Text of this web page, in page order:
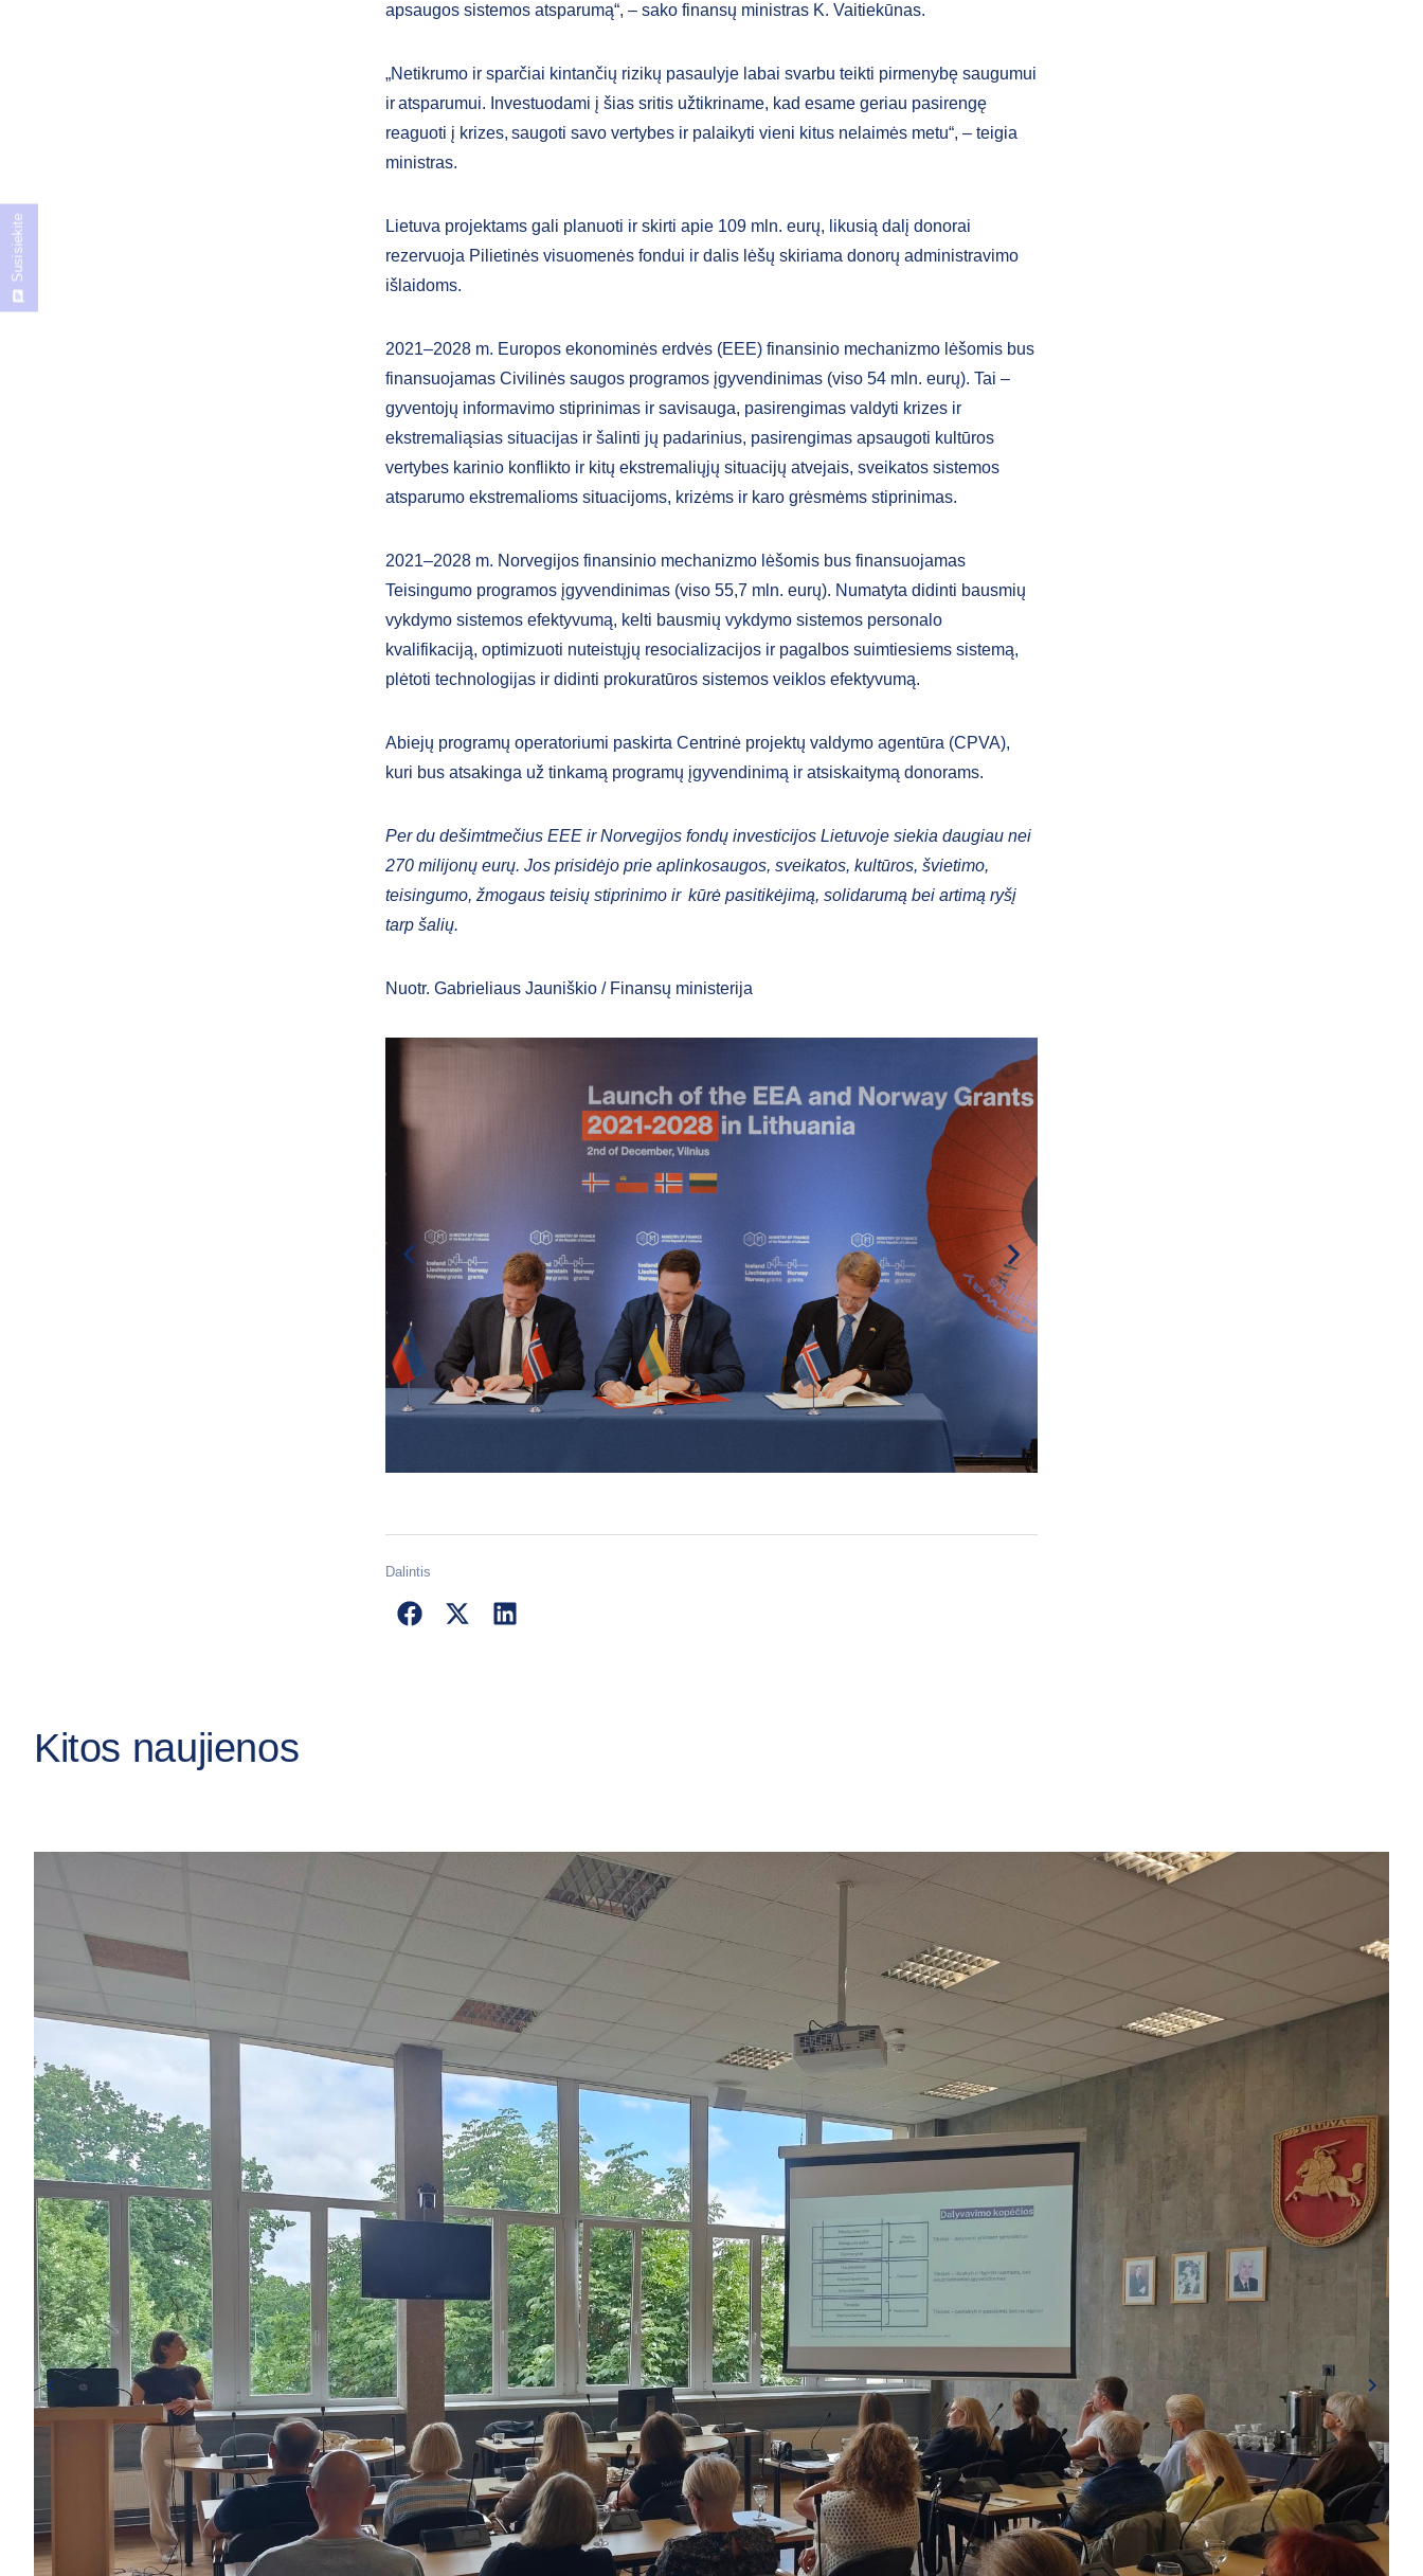
apsaugos sistemos atsparumą“, – sako finansų ministras K. Vaitiekūnas.
„Netikrumo ir sparčiai kintančių rizikų pasaulyje labai svarbu teikti pirmenybę saugumui
ir atsparumui. Investuodami į šias sritis užtikriname, kad esame geriau pasirengę
reaguoti į krizes, saugoti savo vertybes ir palaikyti vieni kitus nelaimės metu“, – teigia
ministras.
Lietuva projektams gali planuoti ir skirti apie 109 mln. eurų, likusią dalį donorai
rezervuoja Pilietinės visuomenės fondui ir dalis lėšų skiriama donorų administravimo
išlaidoms.
2021–2028 m. Europos ekonominės erdvės (EEE) finansinio mechanizmo lėšomis bus
finansuojamas Civilinės saugos programos įgyvendinimas (viso 54 mln. eurų). Tai –
gyventojų informavimo stiprinimas ir savisauga, pasirengimas valdyti krizes ir
ekstremaliąsias situacijas ir šalinti jų padarinius, pasirengimas apsaugoti kultūros
vertybes karinio konflikto ir kitų ekstremaliųjų situacijų atvejais, sveikatos sistemos
atsparumo ekstremalioms situacijoms, krizėms ir karo grėsmėms stiprinimas.
2021–2028 m. Norvegijos finansinio mechanizmo lėšomis bus finansuojamas
Teisingumo programos įgyvendinimas (viso 55,7 mln. eurų). Numatyta didinti bausmių
vykdymo sistemos efektyvumą, kelti bausmių vykdymo sistemos personalo
kvalifikaciją, optimizuoti nuteistųjų resocializacijos ir pagalbos suimtiesiems sistemą,
plėtoti technologijas ir didinti prokuratūros sistemos veiklos efektyvumą.
Abiejų programų operatoriumi paskirta Centrinė projektų valdymo agentūra (CPVA),
kuri bus atsakinga už tinkamą programų įgyvendinimą ir atsiskaitymą donorams.
Per du dešimtmečius EEE ir Norvegijos fondų investicijos Lietuvoje siekia daugiau nei
270 milijonų eurų. Jos prisidėjo prie aplinkosaugos, sveikatos, kultūros, švietimo,
teisingumo, žmogaus teisių stiprinimo ir kūrė pasitikėjimą, solidarumą bei artimą ryšį
tarp šalių.
Nuotr. Gabrieliaus Jauniškio / Finansų ministerija
Dalintis
Kitos naujienos
Susisiekite